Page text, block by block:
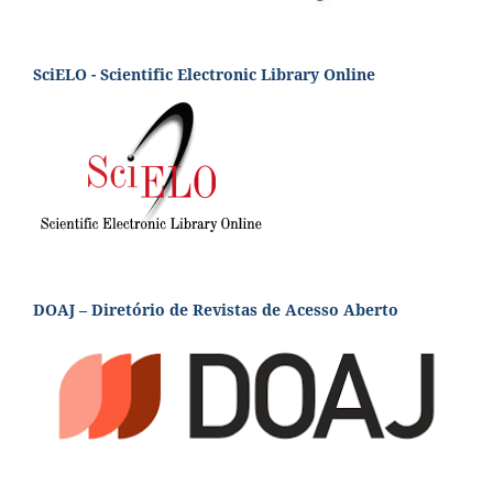
SciELO - Scientific Electronic Library Online
DOAJ – Diretório de Revistas de Acesso Aberto